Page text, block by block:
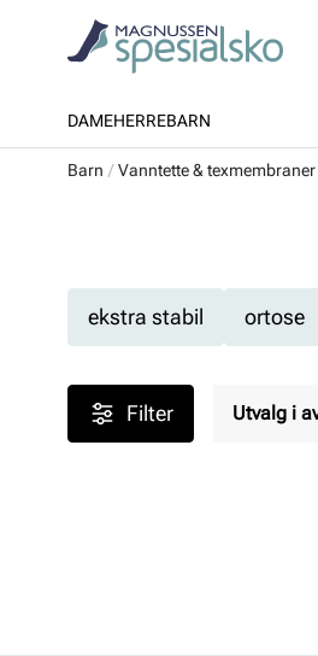
DAMEHERREBARN
Barn Vanntette & texmembraner
ekstra stabil ortose
Filter Utvalg i